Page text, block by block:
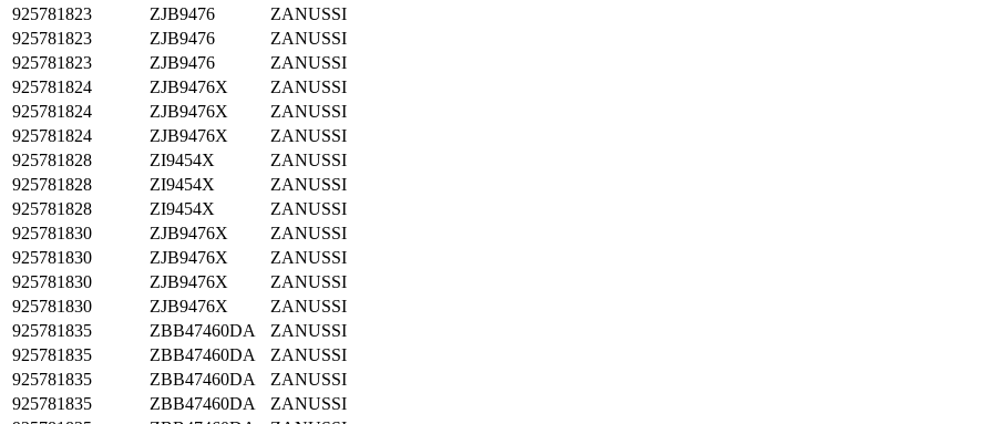
925781823
ZJB9476
ZANUSSI
925781823
ZJB9476
ZANUSSI
925781823
ZJB9476
ZANUSSI
925781824
ZJB9476X
ZANUSSI
925781824
ZJB9476X
ZANUSSI
925781824
ZJB9476X
ZANUSSI
925781828
ZI9454X
ZANUSSI
925781828
ZI9454X
ZANUSSI
925781828
ZI9454X
ZANUSSI
925781830
ZJB9476X
ZANUSSI
925781830
ZJB9476X
ZANUSSI
925781830
ZJB9476X
ZANUSSI
925781830
ZJB9476X
ZANUSSI
925781835
ZBB47460DA
ZANUSSI
925781835
ZBB47460DA
ZANUSSI
925781835
ZBB47460DA
ZANUSSI
925781835
ZBB47460DA
ZANUSSI